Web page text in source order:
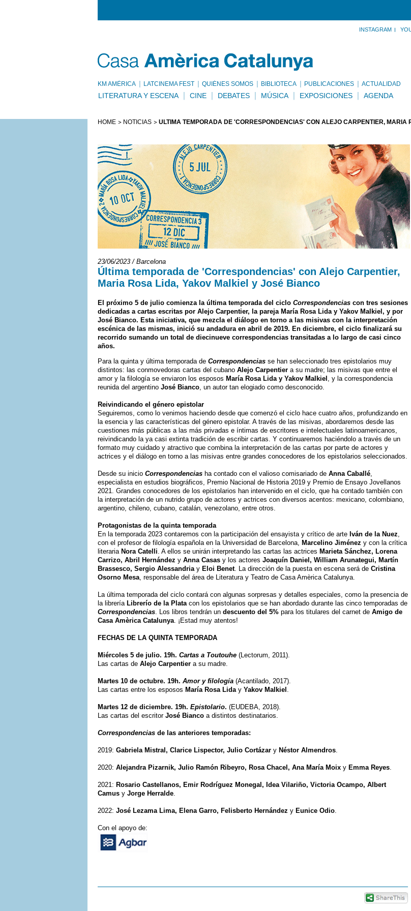
INSTAGRAM
KM AMÈRICA LATCINEMA FEST QUIÉNES SOMOS BIBLIOTECA PUBLICACIONES ACTUALIDAD
LITERATURA Y ESCENA CINE DEBATES MÚSICA EXPOSICIONES AGENDA
HOME NOTICIAS ÚLTIMA TEMPORADA DE 'CORRESPONDENCIAS' CON ALEJO CARPENTIER,
23/06/2023 / Barcelona
Última temporada de 'Correspondencias' con Alejo Carpentier,
Maria Rosa Lida, Yakov Malkiel y José Bianco
El próximo 5 de julio comienza la última temporada del ciclo Correspondencias con tres sesiones
dedicadas a cartas escritas por Alejo Carpentier, la pareja María Rosa Lida y Yakov Malkiel, y por
José Bianco. Esta iniciativa, que mezcla el diálogo en torno a las misivas con la interpretación
escénica de las mismas, inició su andadura en abril de 2019. En diciembre, el ciclo finalizará su
recorrido sumando un total de diecinueve correspondencias transitadas a lo largo de casi cinco
años.
Para la quinta y última temporada de Correspondencias se han seleccionado tres epistolarios muy
distintos: las conmovedoras cartas del cubano Alejo Carpentier a su madre; las misivas que entre el
amor y la filología se enviaron los esposos María Rosa Lida y Yakov Malkiel , y la correspondencia
reunida del argentino José Bianco, un autor tan elogiado como desconocido.
Reivindicando el género epistolar
Seguiremos, como lo venimos haciendo desde que comenzó el ciclo hace cuatro años, profundizando en
la esencia y las características del género epistolar. A través de las misivas, abordaremos desde las
cuestiones más públicas a las más privadas e íntimas de escritores e intelectuales latinoamericanos,
reivindicando la ya casi extinta tradición de escribir cartas. Y continuaremos haciéndolo a través de un
formato muy cuidado y atractivo que combina la interpretación de las cartas por parte de actores y
actrices y el diálogo en torno a las misivas entre grandes conocedores de los epistolarios seleccionados.
Desde su inicio Correspondencias ha contado con el valioso comisariado de Anna Caballé,
especialista en estudios biográficos, Premio Nacional de Historia 2019 y Premio de Ensayo Jovellanos
2021. Grandes conocedores de los epistolarios han intervenido en el ciclo, que ha contado también con
la interpretación de un nutrido grupo de actores y actrices con diversos acentos: mexicano, colombiano,
argentino, chileno, cubano, catalán, venezolano, entre otros.
Protagonistas de la quinta temporada
En la temporada 2023 contaremos con la participación del ensayista y crítico de arte Iván de la Nuez,
con el profesor de filología española en la Universidad de Barcelona, Marcelino Jiménez y con la crítica
literaria Nora Catelli. A ellos se unirán interpretando las cartas las actrices Marieta Sánchez, Lorena
Carrizo, Abril Hernández y Anna Casas y los actores Joaquín Daniel, William Arunategui, Martín
Brassesco, Sergio Alessandriay Eloi Benet. La dirección de la puesta en escena será de Cristina
Osorno Mesa, responsable del área de Literatura y Teatro de Casa Amèrica Catalunya.
La última temporada del ciclo contará con algunas sorpresas y detalles especiales, como la presencia de
la librería Librerío de la Platacon los epistolarios que se han abordado durante las cinco temporadas de
Correspondencias. Los libros tendrán un descuento del 5% para los titulares del carnet de Amigo de
Casa Amèrica Catalunya. ¡Estad muy atentos!
FECHAS DE LA QUINTA TEMPORADA
Miércoles 5 de julio. 19h. Cartas a Toutouhe (Lectorum, 2011).
Las cartas de Alejo Carpentier a su madre.
Martes 10 de octubre. 19h. Amor y filología (Acantilado, 2017).
Las cartas entre los esposos María Rosa Liday Yakov Malkiel .
Martes 12 de diciembre. 19h. Epistolario. (EUDEBA, 2018).
Las cartas del escritor José Bianco a distintos destinatarios.
Correspondencias de las anteriores temporadas:
2019: Gabriela Mistral, Clarice Lispector, Julio Cortázar y Néstor Almendros.
2020: Alejandra Pizarnik, Julio Ramón Ribeyro, Rosa Chacel, Ana María Moix y Emma Reyes.
2021: Rosario Castellanos, Emir Rodríguez Monegal, Idea Vilariño, Victoria Ocampo, Albert
Camus y Jorge Herralde.
2022: José Lezama Lima, Elena Garro, Felisberto Hernández y Eunice Odio.
Con el apoyo de: